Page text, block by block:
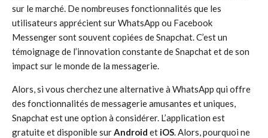
sur le marché. De nombreuses fonctionnalités que les
utilisateurs apprécient sur WhatsApp ou Facebook
Messenger sont souvent copiées de Snapchat. C’est un
témoignage de l’innovation constante de Snapchat et de son
impact sur le monde de la messagerie.
Alors, si vous cherchez une alternative à WhatsApp qui offre
des fonctionnalités de messagerie amusantes et uniques,
Snapchat est une option à considérer. L’application est
gratuite et disponible sur Android et iOS . Alors, pourquoi ne